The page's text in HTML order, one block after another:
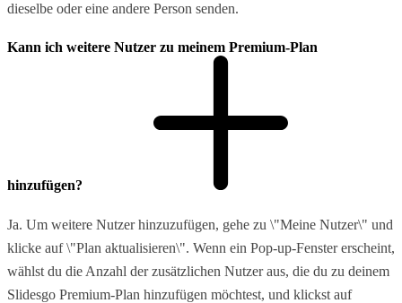
dieselbe oder eine andere Person senden.
Kann ich weitere Nutzer zu meinem Premium-Plan
hinzufügen?
Ja. Um weitere Nutzer hinzuzufügen, gehe zu \"Meine Nutzer\" und
klicke auf \"Plan aktualisieren\". Wenn ein Pop-up-Fenster erscheint,
wählst du die Anzahl der zusätzlichen Nutzer aus, die du zu deinem
Slidesgo Premium-Plan hinzufügen möchtest, und klickst auf